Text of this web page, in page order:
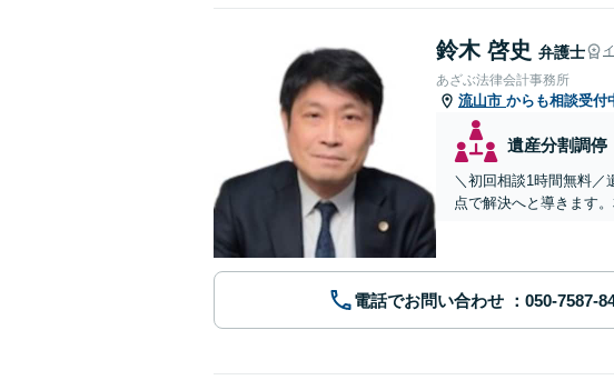
鈴木 啓史 弁護士
あざぶ法律会計事務所
流山市 からも相談受付
遺産分割調停
＼初回相談1時間無料／
点で解決へと導きます
電話でお問い合わせ